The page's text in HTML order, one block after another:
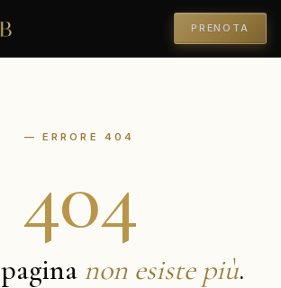
PRENOTA
— ERRORE 404
404
non esiste più.